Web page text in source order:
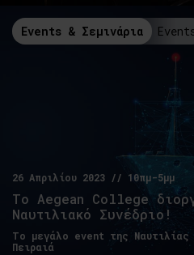
Events & Σεμινάρια
26 Απριλίου 2023 // 10πμ-5μμ
Το Αegean College
Ναυτιλιακό Συνέδριο!
Το μεγάλο event της Ναυτιλίας
Πειραιά